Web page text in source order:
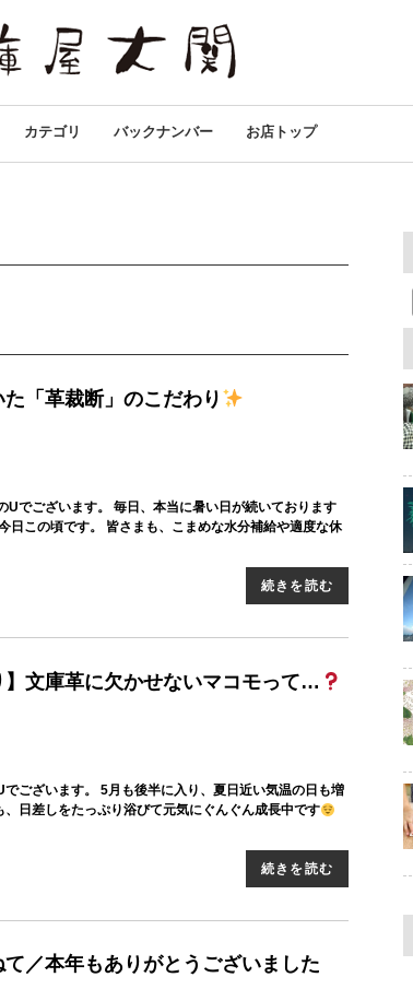
カテゴリ バックナンバー お店トップ
た「革裁断」のこだわり
Uでございます。 毎日、本当に暑い日が続いております
日この頃です。 皆さまも、こまめな水分補給や適度な休
続きを読む
】文庫革に欠かせないマコモって…
ございます。 5月も後半に入り、夏日近い気温の日も増
日差しをたっぷり浴びて元気にぐんぐん成長中です
続きを読む
／本年もありがとうございました